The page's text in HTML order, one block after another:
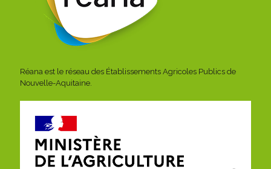
Réana est le réseau des Établissements Agricoles Publics de
Nouvelle-Aquitaine.